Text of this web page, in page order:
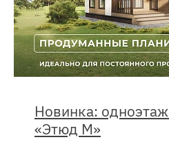
Новинка:
«Этюд М»